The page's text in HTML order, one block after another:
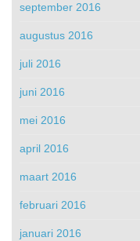
september 2016
augustus 2016
juli 2016
juni 2016
mei 2016
april 2016
maart 2016
februari 2016
januari 2016